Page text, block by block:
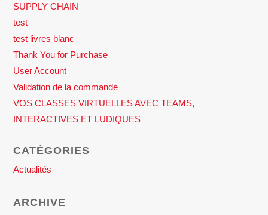
SUPPLY CHAIN
test
test livres blanc
Thank You for Purchase
User Account
Validation de la commande
VOS CLASSES VIRTUELLES AVEC TEAMS,
INTERACTIVES ET LUDIQUES
CATÉGORIES
Actualités
ARCHIVE